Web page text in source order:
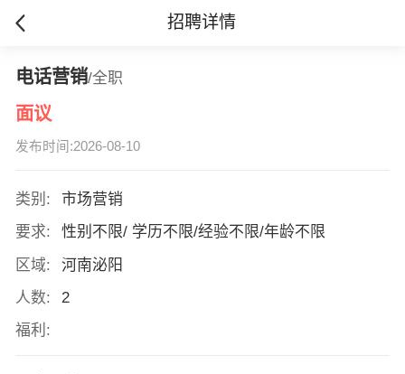
招聘详情
电话营销/全职
面议
发布时间:2026-08-10
类别:
市场营销
要求:
性别不限/ 学历不限/经验不限/年龄不限
区域:
河南泌阳
人数:
2
福利: